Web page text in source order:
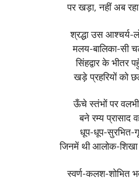
पर खड़ा, नहीं अब
श्रद्धा उस आश्चर्य-
मलय-बालिका-सी
सिंहद्वार के भीतर
खड़े प्रहरियों को
ऊँचे स्तंभों पर
बने रम्य प्रासाद
धूप-धूप-सुरभित-
जिनमें थी आलोक-
स्वर्ण-कलश-शोभित